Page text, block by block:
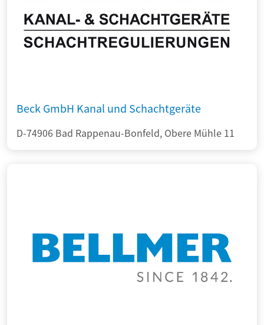
Beck GmbH Kanal und Schachtgeräte
D-74906 Bad Rappenau-Bonfeld, Obere Mühle 11